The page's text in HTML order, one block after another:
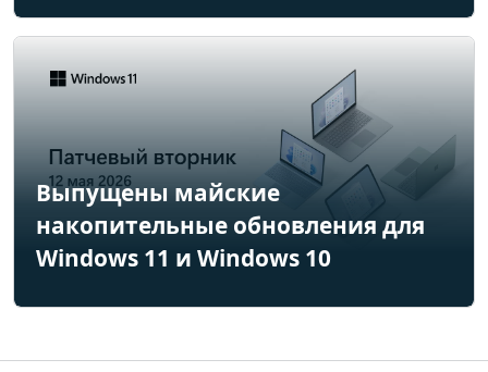
Выпущены майские
накопительные обновления для
Windows 11 и Windows 10